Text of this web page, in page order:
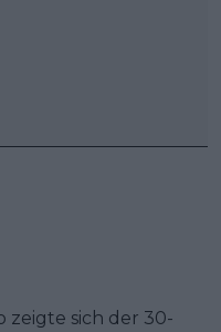
zeigte sich der 30-